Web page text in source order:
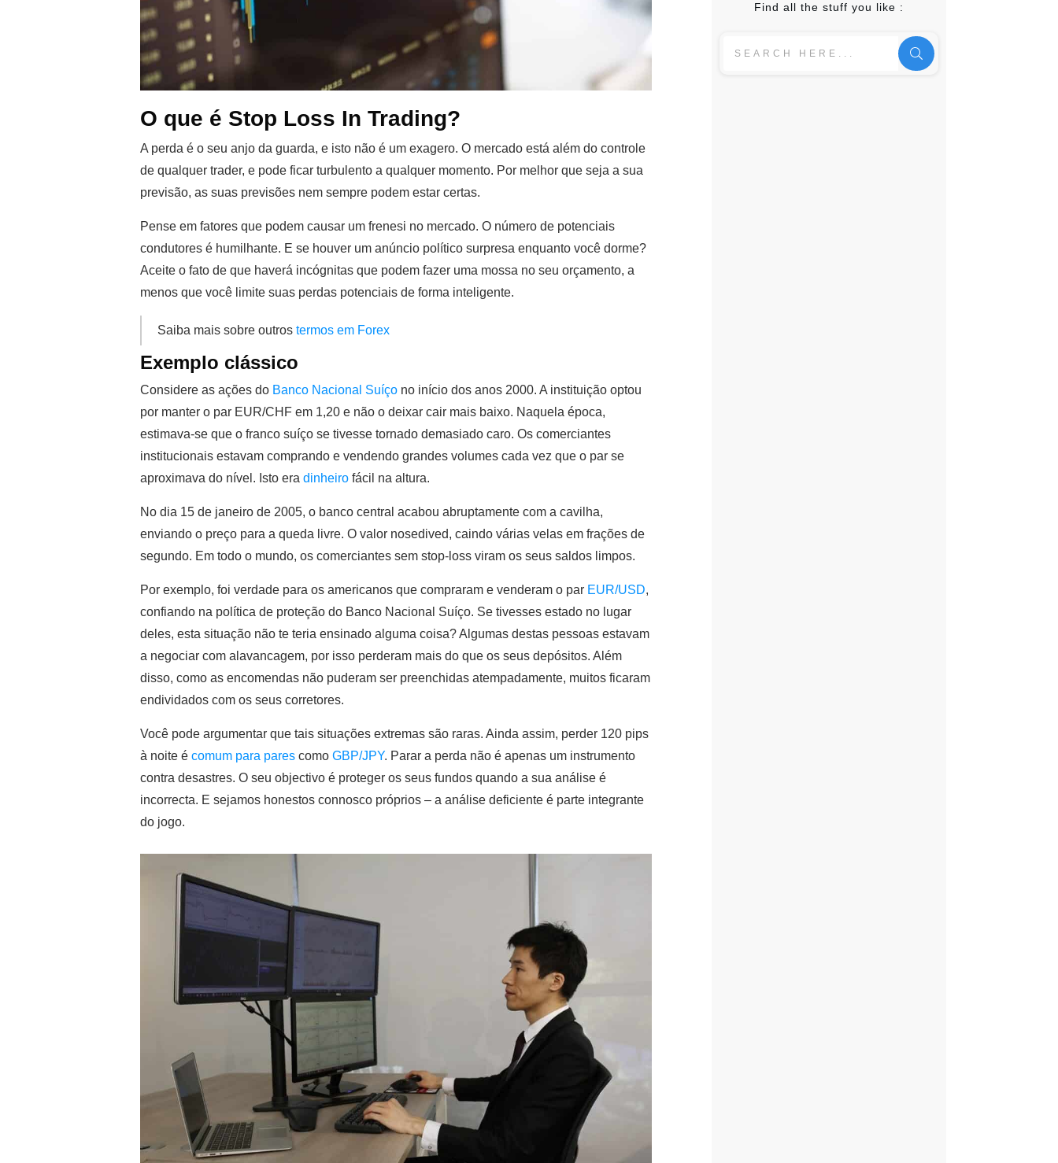
O que é Stop Loss In Trading?
A perda é o seu anjo da guarda, e isto não é um exagero. O mercado está além do controle
de qualquer trader, e pode ficar turbulento a qualquer momento. Por melhor que seja a sua
previsão, as suas previsões nem sempre podem estar certas.
Pense em fatores que podem causar um frenesi no mercado. O número de potenciais
condutores é humilhante. E se houver um anúncio político surpresa enquanto você dorme?
Aceite o fato de que haverá incógnitas que podem fazer uma mossa no seu orçamento, a
menos que você limite suas perdas potenciais de forma inteligente.
Saiba mais sobre outros termos em Forex
Exemplo clássico
Considere as ações do Banco Nacional Suíço no início dos anos 2000. A instituição optou
por manter o par EUR/CHF em 1,20 e não o deixar cair mais baixo. Naquela época,
estimava-se que o franco suíço se tivesse tornado demasiado caro. Os comerciantes
institucionais estavam comprando e vendendo grandes volumes cada vez que o par se
aproximava do nível. Isto era dinheiro fácil na altura.
No dia 15 de janeiro de 2005, o banco central acabou abruptamente com a cavilha,
enviando o preço para a queda livre. O valor nosedived, caindo várias velas em frações de
segundo. Em todo o mundo, os comerciantes sem stop-loss viram os seus saldos limpos.
Por exemplo, foi verdade para os americanos que compraram e venderam o par EUR/USD,
confiando na política de proteção do Banco Nacional Suíço. Se tivesses estado no lugar
deles, esta situação não te teria ensinado alguma coisa? Algumas destas pessoas estavam
a negociar com alavancagem, por isso perderam mais do que os seus depósitos. Além
disso, como as encomendas não puderam ser preenchidas atempadamente, muitos ficaram
endividados com os seus corretores.
Você pode argumentar que tais situações extremas são raras. Ainda assim, perder 120 pips
à noite é comum para pares como GBP/JPY. Parar a perda não é apenas um instrumento
contra desastres. O seu objectivo é proteger os seus fundos quando a sua análise é
incorrecta. E sejamos honestos connosco próprios – a análise deficiente é parte integrante
do jogo.
Find all the stuff you like :